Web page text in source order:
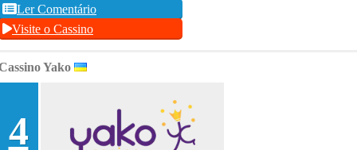
Ler Comentário
Visite o Cassino
Yako
4